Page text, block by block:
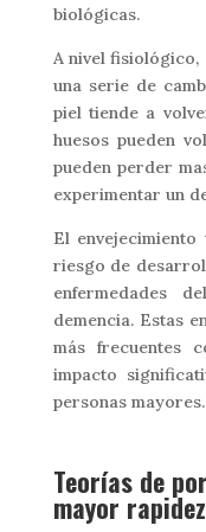
biológicas.
A nivel fisiológico,
una serie de
piel tiende a
huesos pueden
pueden perder
experimentar un
El
riesgo de
enfermedades
demencia. Estas
más frecuentes
impacto
personas mayores.
Teorías de
mayor rapidez